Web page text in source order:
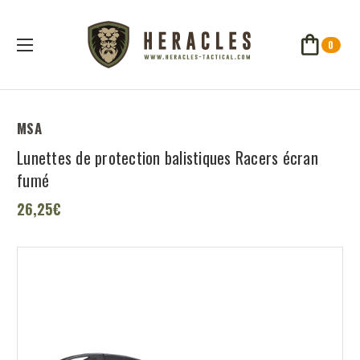
0
MSA
Lunettes de protection balistiques Racers écran
fumé
26,25€